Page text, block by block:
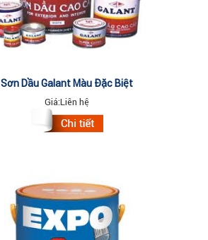
Sơn Dầu Galant Màu Đặc Biệt
17.5Lit
Giá:Liên hệ